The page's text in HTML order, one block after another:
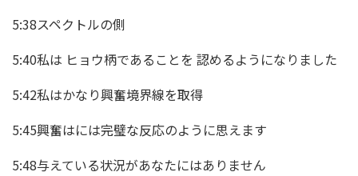
5:38スペクトルの側
5:40私は ヒョウ柄であることを 認めるようになりました
5:42私はかなり興奮境界線を取得
5:45興奮はには完璧な反応のように思えます
5:48与えている状況があなたにはありません